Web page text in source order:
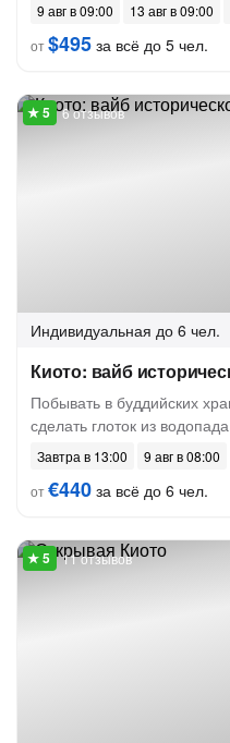
9 авг в 09:00
13 авг в 09:00
от$495 за всё до 5 чел.
6 отзывов
Индивидуальная до 6 чел.
Киото: вайб
Побывать в буддийских
сделать глоток из водопада
Завтра в 13:00
9 авг в 08:00
от€440 за всё до 6 чел.
11 отзывов